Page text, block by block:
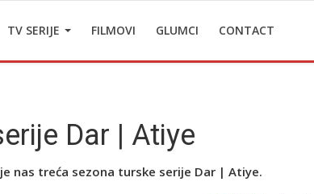
TV SERIJE FILMOVI GLUMCI CONTACT
Dar | Atiye
nas treća sezona turske serije Dar | Atiye.